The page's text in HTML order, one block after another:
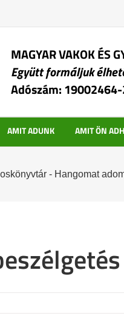
MAGYAR VAKOK ÉS
Együtt formáljuk
Adószám:
AMIT ADUNK AMIT ÖN
- Hangomat